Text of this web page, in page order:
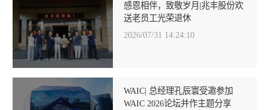
感恩相伴，致敬岁月|兆丰股份欢
送老员工光荣退休
2026/07/31 14:24:10
WAIC| 总经理孔辰寰受邀参加
WAIC 2026论坛并作主题分享